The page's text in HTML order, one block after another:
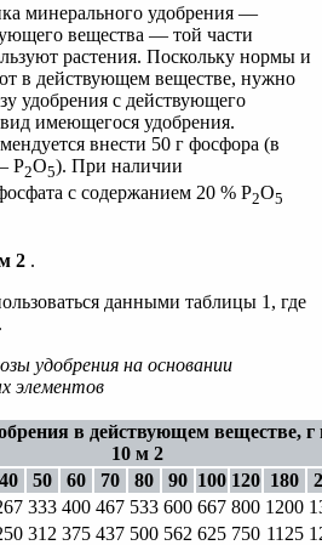
минерального удобрения —
вещества — той части
растения. Поскольку нормы и
в действующем веществе, нужно
удобрения с действующего
имеющегося удобрения.
внести 50 г фосфора (в
Р2О5). При наличии
с содержанием 20 % Р2О5
2 .
данными таблицы 1, где
удобрения на основании
элементов
в действующем веществе, г
10 м 2
40 50 60 70 80 90 100 120 180
333 400 467 533 600 667 800 1200
312 375 437 500 562 625 750 1125